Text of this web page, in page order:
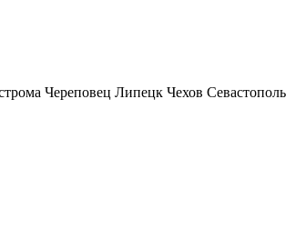
Череповец Липецк Чехов Севастополь